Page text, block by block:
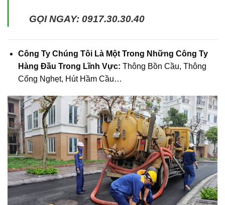
GỌI NGAY: 0917.30.30.40
Công Ty Chúng Tôi Là Một Trong Những Công Ty
Hàng Đầu Trong Lĩnh Vực: Thông Bồn Cầu, Thông
Cống Nghẹt, Hút Hầm Cầu…